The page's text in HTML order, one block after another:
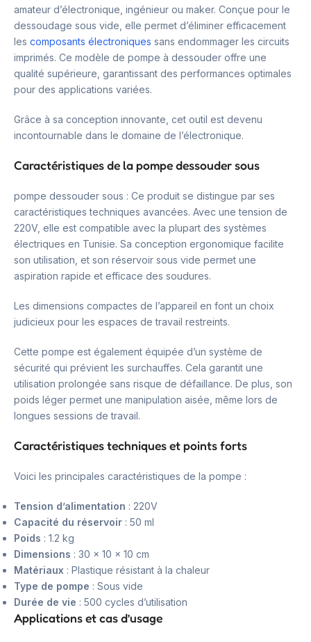
amateur d’électronique, ingénieur ou maker. Conçue pour le
dessoudage sous vide, elle permet d’éliminer efficacement
les composants électroniques sans endommager les circuits
imprimés. Ce modèle de pompe à dessouder offre une
qualité supérieure, garantissant des performances optimales
pour des applications variées.
Grâce à sa conception innovante, cet outil est devenu
incontournable dans le domaine de l’électronique.
Caractéristiques de la pompe dessouder sous
pompe dessouder sous : Ce produit se distingue par ses
caractéristiques techniques avancées. Avec une tension de
220V, elle est compatible avec la plupart des systèmes
électriques en Tunisie. Sa conception ergonomique facilite
son utilisation, et son réservoir sous vide permet une
aspiration rapide et efficace des soudures.
Les dimensions compactes de l’appareil en font un choix
judicieux pour les espaces de travail restreints.
Cette pompe est également équipée d’un système de
sécurité qui prévient les surchauffes. Cela garantit une
utilisation prolongée sans risque de défaillance. De plus, son
poids léger permet une manipulation aisée, même lors de
longues sessions de travail.
Caractéristiques techniques et points forts
Voici les principales caractéristiques de la pompe :
Tension d’alimentation : 220V
Capacité du réservoir : 50 ml
Poids : 1.2 kg
Dimensions : 30 x 10 x 10 cm
Matériaux : Plastique résistant à la chaleur
Type de pompe : Sous vide
Durée de vie : 500 cycles d’utilisation
Applications et cas d’usage